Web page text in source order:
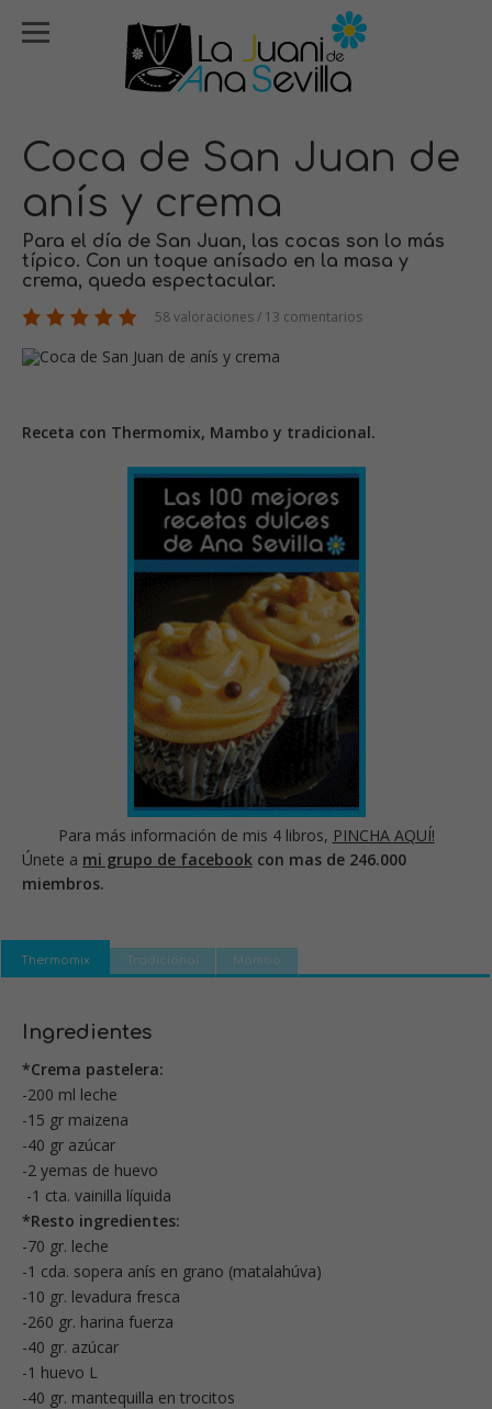
Coca de San Juan de
anís y crema
Para el día de San Juan, las cocas son lo más
típico. Con un toque anísado en la masa y
crema, queda espectacular.
58 valoraciones / 13 comentarios
Receta con Thermomix, Mambo y tradicional.
Para más información de mis 4 libros, PINCHA AQUÍ!
Únete a mi grupo de facebook con mas de 246.000
miembros.
Thermomix Tradicional Mambo
Ingredientes
*Crema pastelera:
-200 ml leche
-15 gr maizena
-40 gr azúcar
-2 yemas de huevo
-1 cta. vainilla líquida
*Resto ingredientes:
-70 gr. leche
-1 cda. sopera anís en grano (matalahúva)
-10 gr. levadura fresca
-260 gr. harina fuerza
-40 gr. azúcar
-1 huevo L
-40 gr. mantequilla en trocitos